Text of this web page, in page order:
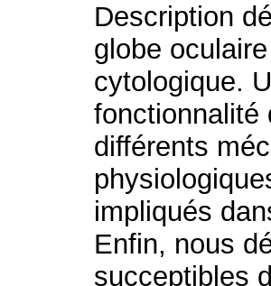
Description
globe
cytologique.
fonctionnalité
différents
impliqués
Enfin, nous
succeptibles